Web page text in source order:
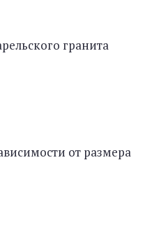
гранита
от размера